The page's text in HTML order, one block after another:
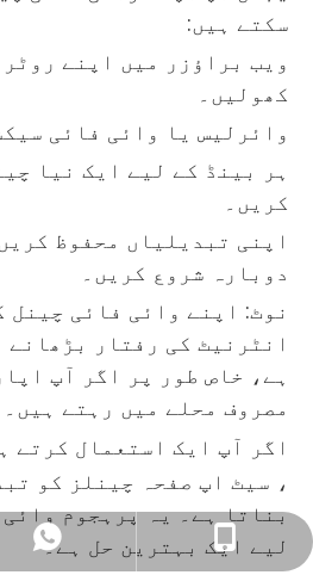
سکتے ہیں:
ویب براؤزر میں اپنے
کھولیں۔
وائرلیس یا وائی فائی
ہر بینڈ کے لیے ایک نیا
کریں۔
اپنی تبدیلیاں محفوظ
دوبارہ شروع کریں۔
نوٹ: اپنے وائی فائی چینل
انٹرنیٹ کی رفتار
ہے، خاص طور پر اگر آپ
مصروف محلے میں رہتے ہیں۔
اگر آپ ایک استعمال کرتے
، سیٹ اپ صفحہ چینلز کو
بناتا ہے۔ یہ پرہجوم
لیے ایک بہترین حل ہے۔
13923714138
13923714138
کاروباری ای میل: sales@lb-link.com